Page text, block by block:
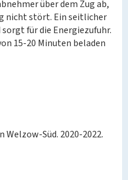
über dem Zug ab,
nicht stört. Ein seitlicher
für die Energiezufuhr.
15-20 Minuten beladen
Süd. 2020-2022.